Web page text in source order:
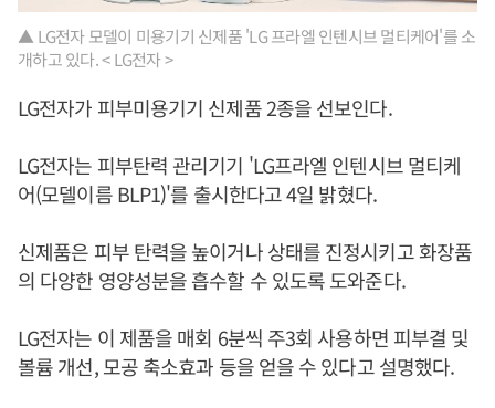
▲ LG전자 모델이 미용기기 신제품 'LG 프라엘 인텐시브 멀티케어'를 소
개하고 있다. < LG전자 >
LG전자가 피부미용기기 신제품 2종을 선보인다.
LG전자는 피부탄력 관리기기 'LG프라엘 인텐시브 멀티케
어(모델이름 BLP1)'를 출시한다고 4일 밝혔다.
신제품은 피부 탄력을 높이거나 상태를 진정시키고 화장품
의 다양한 영양성분을 흡수할 수 있도록 도와준다.
LG전자는 이 제품을 매회 6분씩 주3회 사용하면 피부결 및
볼륨 개선, 모공 축소효과 등을 얻을 수 있다고 설명했다.